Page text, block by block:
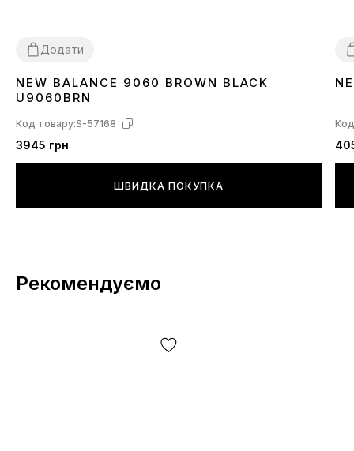
Додати
3637 3839404143 44
NEW BALANCE 9060 BROWN BLACK
U9060BRN
Код товару:S-57168
3945 грн
ШВИДКА ПОКУПКА
Рекомендуємо